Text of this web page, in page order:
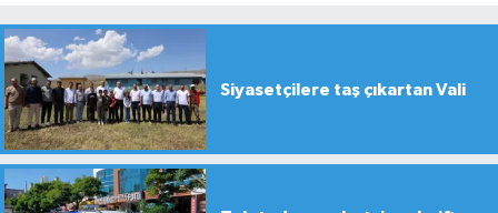
Siyasetçilere taş çıkartan Vali